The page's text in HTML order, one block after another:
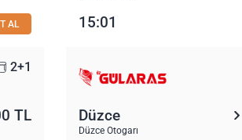
AL 15:01
2+1
TL Düzce
Düzce Otogarı